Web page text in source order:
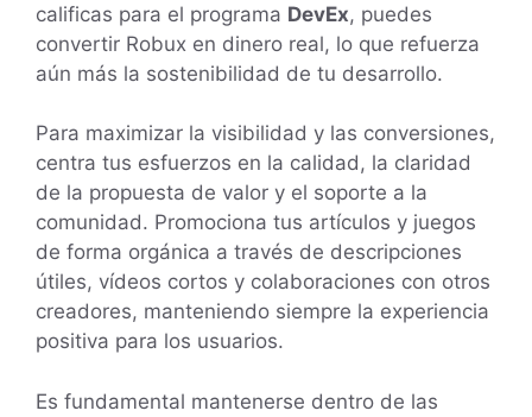
calificas para el programa DevEx, puedes
convertir Robux en dinero real, lo que refuerza
aún más la sostenibilidad de tu desarrollo.
Para maximizar la visibilidad y las conversiones,
centra tus esfuerzos en la calidad, la claridad
de la propuesta de valor y el soporte a la
comunidad. Promociona tus artículos y juegos
de forma orgánica a través de descripciones
útiles, vídeos cortos y colaboraciones con otros
creadores, manteniendo siempre la experiencia
positiva para los usuarios.
Es fundamental mantenerse dentro de las